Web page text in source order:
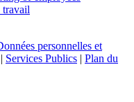
travail
personnelles et
| Services Publics | Plan du